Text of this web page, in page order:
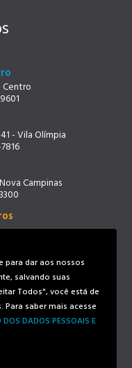
Centro
- Vila Olímpia
Campinas
para dar aos nossos
salvando suas
Todos", você está de
saber mais acesse
DADOS PESSOAIS E